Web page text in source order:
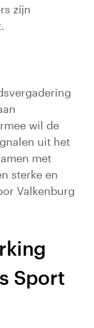
zijn
wil de
uit het
met
sterke en
Valkenburg
Sport